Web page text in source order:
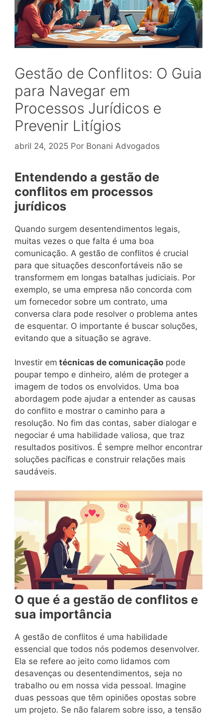
Gestão de Conflitos: O Guia
para Navegar em
Processos Jurídicos e
Prevenir Litígios
abril 24, 2025 Por Bonani Advogados
Entendendo a gestão de
conflitos em processos
jurídicos
Quando surgem desentendimentos legais,
muitas vezes o que falta é uma boa
comunicação. A gestão de conflitos é crucial
para que situações desconfortáveis não se
transformem em longas batalhas judiciais. Por
exemplo, se uma empresa não concorda com
um fornecedor sobre um contrato, uma
conversa clara pode resolver o problema antes
de esquentar. O importante é buscar soluções,
evitando que a situação se agrave.
Investir em técnicas de comunicação pode
poupar tempo e dinheiro, além de proteger a
imagem de todos os envolvidos. Uma boa
abordagem pode ajudar a entender as causas
do conflito e mostrar o caminho para a
resolução. No fim das contas, saber dialogar e
negociar é uma habilidade valiosa, que traz
resultados positivos. É sempre melhor encontrar
soluções pacíficas e construir relações mais
saudáveis.
O que é a gestão de conflitos e
sua importância
A gestão de conflitos é uma habilidade
essencial que todos nós podemos desenvolver.
Ela se refere ao jeito como lidamos com
desavenças ou desentendimentos, seja no
trabalho ou em nossa vida pessoal. Imagine
duas pessoas que têm opiniões opostas sobre
um projeto. Se não falarem sobre isso, a tensão